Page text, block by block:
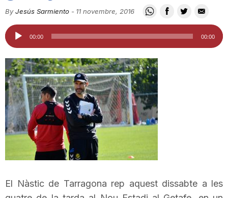
i
t
a
By Jesús Sarmiento - 11 novembre, 2016
Reproductor
d'àudio
00:00 00:00
El Nàstic de Tarragona rep aquest dissabte a les